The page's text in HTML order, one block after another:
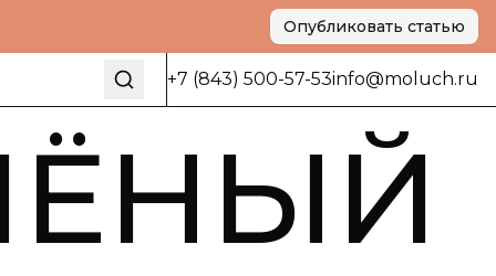
Опубликовать статью
+7 (843) 500-57-53info@moluch.ru